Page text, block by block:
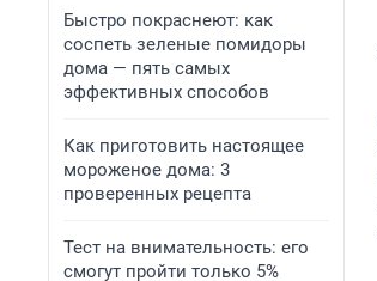
Быстро покраснеют: как
соспеть зеленые помидоры
дома — пять самых
эффективных способов
Как приготовить настоящее
мороженое дома: 3
проверенных рецепта
Тест на внимательность: его
смогут пройти только 5%